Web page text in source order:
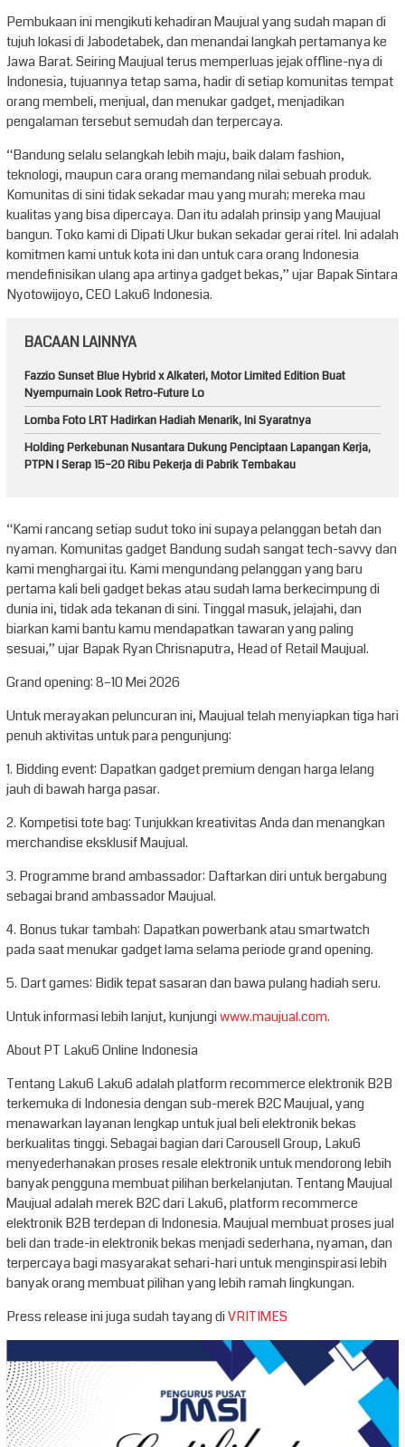
Pembukaan ini mengikuti kehadiran Maujual yang sudah mapan di
tujuh lokasi di Jabodetabek, dan menandai langkah pertamanya ke
Jawa Barat. Seiring Maujual terus memperluas jejak offline-nya di
Indonesia, tujuannya tetap sama, hadir di setiap komunitas tempat
orang membeli, menjual, dan menukar gadget, menjadikan
pengalaman tersebut semudah dan terpercaya.
“Bandung selalu selangkah lebih maju, baik dalam fashion,
teknologi, maupun cara orang memandang nilai sebuah produk.
Komunitas di sini tidak sekadar mau yang murah; mereka mau
kualitas yang bisa dipercaya. Dan itu adalah prinsip yang Maujual
bangun. Toko kami di Dipati Ukur bukan sekadar gerai ritel. Ini adalah
komitmen kami untuk kota ini dan untuk cara orang Indonesia
mendefinisikan ulang apa artinya gadget bekas,” ujar Bapak Sintara
Nyotowijoyo, CEO Laku6 Indonesia.
BACAAN LAINNYA
Fazzio Sunset Blue Hybrid x Alkateri, Motor Limited Edition Buat
Nyempurnain Look Retro-Future Lo
Lomba Foto LRT Hadirkan Hadiah Menarik, Ini Syaratnya
Holding Perkebunan Nusantara Dukung Penciptaan Lapangan Kerja,
PTPN I Serap 15–20 Ribu Pekerja di Pabrik Tembakau
“Kami rancang setiap sudut toko ini supaya pelanggan betah dan
nyaman. Komunitas gadget Bandung sudah sangat tech-savvy dan
kami menghargai itu. Kami mengundang pelanggan yang baru
pertama kali beli gadget bekas atau sudah lama berkecimpung di
dunia ini, tidak ada tekanan di sini. Tinggal masuk, jelajahi, dan
biarkan kami bantu kamu mendapatkan tawaran yang paling
sesuai,” ujar Bapak Ryan Chrisnaputra, Head of Retail Maujual.
Grand opening: 8–10 Mei 2026
Untuk merayakan peluncuran ini, Maujual telah menyiapkan tiga hari
penuh aktivitas untuk para pengunjung:
1. Bidding event: Dapatkan gadget premium dengan harga lelang
jauh di bawah harga pasar.
2. Kompetisi tote bag: Tunjukkan kreativitas Anda dan menangkan
merchandise eksklusif Maujual.
3. Programme brand ambassador: Daftarkan diri untuk bergabung
sebagai brand ambassador Maujual.
4. Bonus tukar tambah: Dapatkan powerbank atau smartwatch
pada saat menukar gadget lama selama periode grand opening.
5. Dart games: Bidik tepat sasaran dan bawa pulang hadiah seru.
Untuk informasi lebih lanjut, kunjungiwww.maujual.com.
About PT Laku6 Online Indonesia
Tentang Laku6 Laku6 adalah platform recommerce elektronik B2B
terkemuka di Indonesia dengan sub-merek B2C Maujual, yang
menawarkan layanan lengkap untuk jual beli elektronik bekas
berkualitas tinggi. Sebagai bagian dari Carousell Group, Laku6
menyederhanakan proses resale elektronik untuk mendorong lebih
banyak pengguna membuat pilihan berkelanjutan. Tentang Maujual
Maujual adalah merek B2C dari Laku6, platform recommerce
elektronik B2B terdepan di Indonesia. Maujual membuat proses jual
beli dan trade-in elektronik bekas menjadi sederhana, nyaman, dan
terpercaya bagi masyarakat sehari-hari untuk menginspirasi lebih
banyak orang membuat pilihan yang lebih ramah lingkungan.
Press release ini juga sudah tayang diVRITIMES